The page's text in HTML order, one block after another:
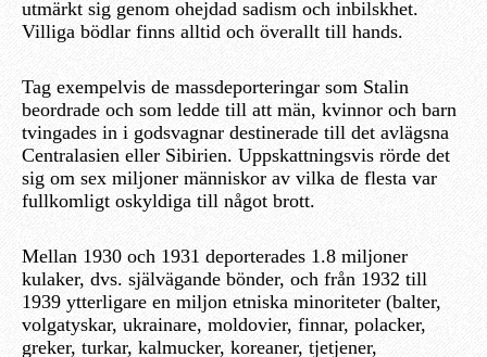
utmärkt sig genom ohejdad sadism och inbilskhet.
Villiga bödlar finns alltid och överallt till hands.
Tag exempelvis de massdeporteringar som Stalin
beordrade och som ledde till att män, kvinnor och barn
tvingades in i godsvagnar destinerade till det avlägsna
Centralasien eller Sibirien. Uppskattningsvis rörde det
sig om sex miljoner människor av vilka de flesta var
fullkomligt oskyldiga till något brott.
Mellan 1930 och 1931 deporterades 1.8 miljoner
kulaker, dvs. självägande bönder, och från 1932 till
1939 ytterligare en miljon etniska minoriteter (balter,
volgatyskar, ukrainare, moldovier, finnar, polacker,
greker, turkar, kalmucker, koreaner, tjetjener,